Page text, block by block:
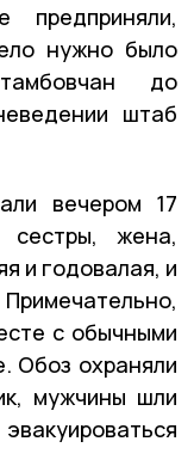
предприняли,
нужно было
до
штаб
вечером 17
сестры, жена,
и годовалая, и
с обычными
Обоз охраняли
мужчины шли